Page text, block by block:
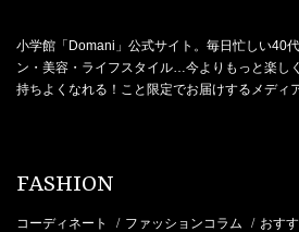
小学館「Domani」公式サイト。毎日忙しい40
ン・美容・ライフスタイル…今よりもっと楽し
持ちよくなれる！こと限定でお届けするメディ
FASHION
コーディネート / ファッションコラム / おす